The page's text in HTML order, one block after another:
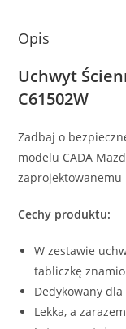
Opis
Uchwyt
C61502W
Zadbaj o
modelu CADA
Cechy produktu:
W zestawie
tabliczkę
Dedykowany dla
Lekka, a